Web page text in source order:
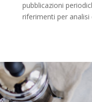
pubblicazioni
riferimenti per